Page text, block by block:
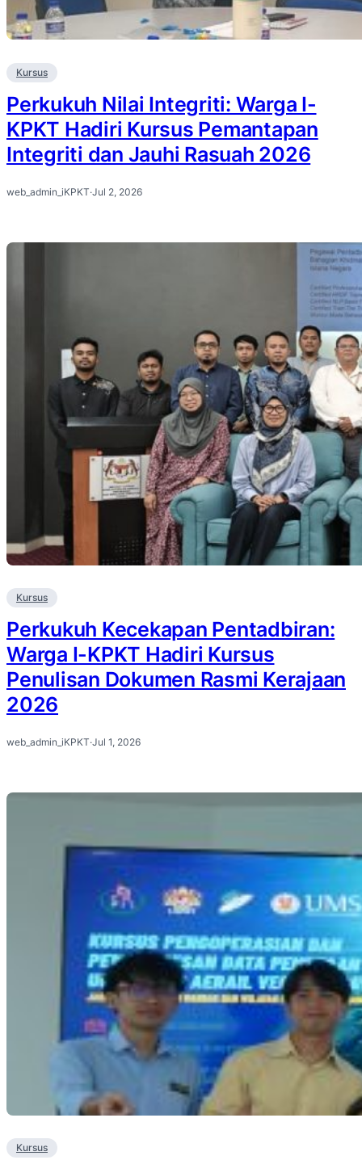
Kursus
Perkukuh Nilai Integriti: Warga I-
KPKT Hadiri Kursus Pemantapan
Integriti dan Jauhi Rasuah 2026
web_admin_iKPKT·Jul 2, 2026
Kursus
Perkukuh Kecekapan Pentadbiran:
Warga I-KPKT Hadiri Kursus
Penulisan Dokumen Rasmi Kerajaan
2026
web_admin_iKPKT·Jul 1, 2026
Kursus